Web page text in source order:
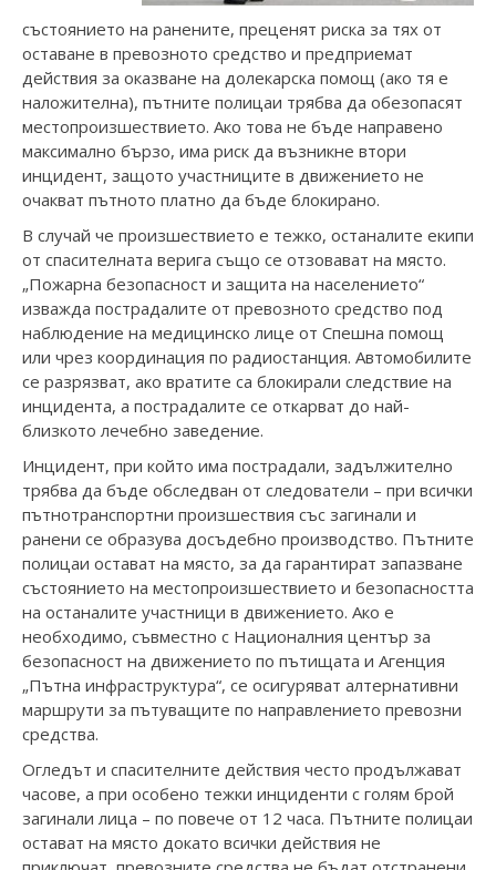
състоянието на ранените, преценят риска за тях от
оставане в превозното средство и предприемат
действия за оказване на долекарска помощ (ако тя е
наложителна), пътните полицаи трябва да обезопасят
местопроизшествието. Ако това не бъде направено
максимално бързо, има риск да възникне втори
инцидент, защото участниците в движението не
очакват пътното платно да бъде блокирано.
В случай че произшествието е тежко, останалите екипи
от спасителната верига също се отзовават на място.
„Пожарна безопасност и защита на населението“
изважда пострадалите от превозното средство под
наблюдение на медицинско лице от Спешна помощ
или чрез координация по радиостанция. Автомобилите
се разрязват, ако вратите са блокирали следствие на
инцидента, а пострадалите се откарват до най-
близкото лечебно заведение.
Инцидент, при който има пострадали, задължително
трябва да бъде обследван от следователи – при всички
пътнотранспортни произшествия със загинали и
ранени се образува досъдебно производство. Пътните
полицаи остават на място, за да гарантират запазване
състоянието на местопроизшествието и безопасността
на останалите участници в движението. Ако е
необходимо, съвместно с Националния център за
безопасност на движението по пътищата и Агенция
„Пътна инфраструктура“, се осигуряват алтернативни
маршрути за пътуващите по направлението превозни
средства.
Огледът и спасителните действия често продължават
часове, а при особено тежки инциденти с голям брой
загинали лица – по повече от 12 часа. Пътните полицаи
остават на място докато всички действия не